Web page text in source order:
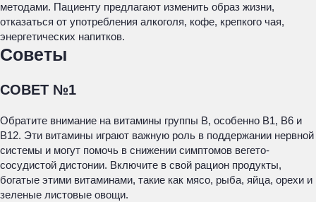
методами. Пациенту предлагают изменить образ жизни,
отказаться от употребления алкоголя, кофе, крепкого чая,
энергетических напитков.
Советы
СОВЕТ №1
Обратите внимание на витамины группы B, особенно B1, B6 и
B12. Эти витамины играют важную роль в поддержании нервной
системы и могут помочь в снижении симптомов вегето-
сосудистой дистонии. Включите в свой рацион продукты,
богатые этими витаминами, такие как мясо, рыба, яйца, орехи и
зеленые листовые овощи.